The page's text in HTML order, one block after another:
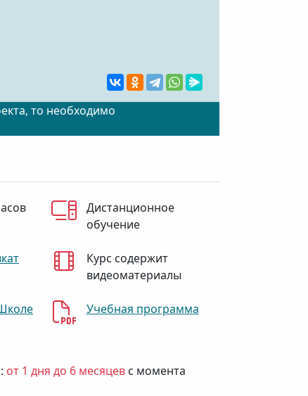
то необходимо
Дистанционное
обучение
Курс содержит
видеоматериалы
Учебная программа
от 1 дня до 6 месяцев с момента